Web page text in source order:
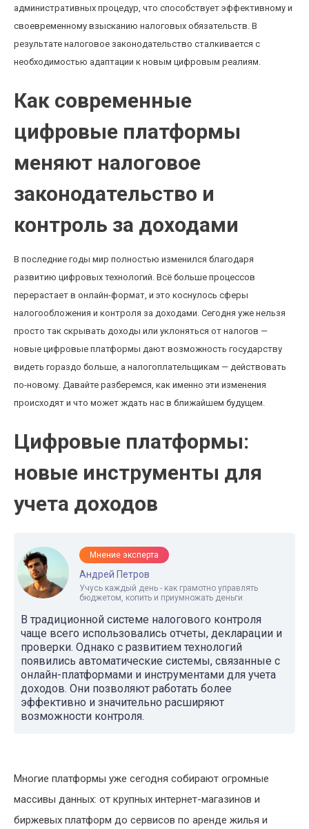
административных процедур, что способствует эффективному и
своевременному взысканию налоговых обязательств. В
результате налоговое законодательство сталкивается с
необходимостью адаптации к новым цифровым реалиям.
Как современные
цифровые платформы
меняют налоговое
законодательство и
контроль за доходами
В последние годы мир полностью изменился благодаря
развитию цифровых технологий. Всё больше процессов
перерастает в онлайн-формат, и это коснулось сферы
налогообложения и контроля за доходами. Сегодня уже нельзя
просто так скрывать доходы или уклоняться от налогов —
новые цифровые платформы дают возможность государству
видеть гораздо больше, а налогоплательщикам — действовать
по-новому. Давайте разберемся, как именно эти изменения
происходят и что может ждать нас в ближайшем будущем.
Цифровые платформы:
новые инструменты для
учета доходов
Мнение эксперта
Андрей Петров
Учусь каждый день - как грамотно управлять
бюджетом, копить и приумножать деньги
В традиционной системе налогового контроля
чаще всего использовались отчеты, декларации и
проверки. Однако с развитием технологий
появились автоматические системы, связанные с
онлайн-платформами и инструментами для учета
доходов. Они позволяют работать более
эффективно и значительно расширяют
возможности контроля.
Многие платформы уже сегодня собирают огромные
массивы данных: от крупных интернет-магазинов и
биржевых платформ до сервисов по аренде жилья и